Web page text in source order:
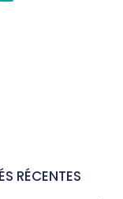
RÉCENTES